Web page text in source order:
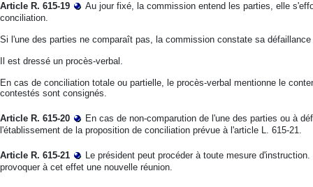
Article R. 615-19
Au jour fixé, la commission entend les parties, elle
conciliation.
Si l'une des parties ne comparaît pas, la commission constate sa
Il est dressé un procès-verbal.
En cas de conciliation totale ou partielle, le procès-verbal mentionne le
contestés sont consignés.
Article R. 615-20
En cas de non-comparution de l'une des parties ou à
l'établissement de la proposition de conciliation prévue à l'article L. 615-21.
Article R. 615-21
Le président peut procéder à toute mesure
provoquer à cet effet une nouvelle réunion.